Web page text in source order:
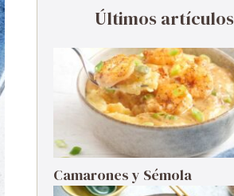
Últimos artículos
Camarones y Sémola